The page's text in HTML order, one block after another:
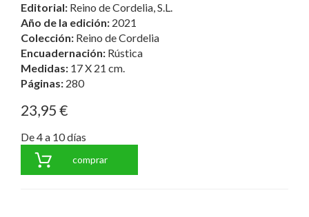
Editorial: Reino de Cordelia, S.L.
Año de la edición: 2021
Colección: Reino de Cordelia
Encuadernación: Rústica
Medidas: 17 X 21 cm.
Páginas: 280
23,95 €
De 4 a 10 días
comprar